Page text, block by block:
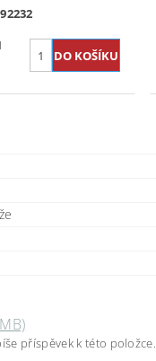
příspěvek k této položce.